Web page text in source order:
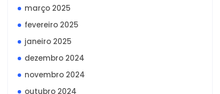
março 2025
fevereiro 2025
janeiro 2025
dezembro 2024
novembro 2024
outubro 2024